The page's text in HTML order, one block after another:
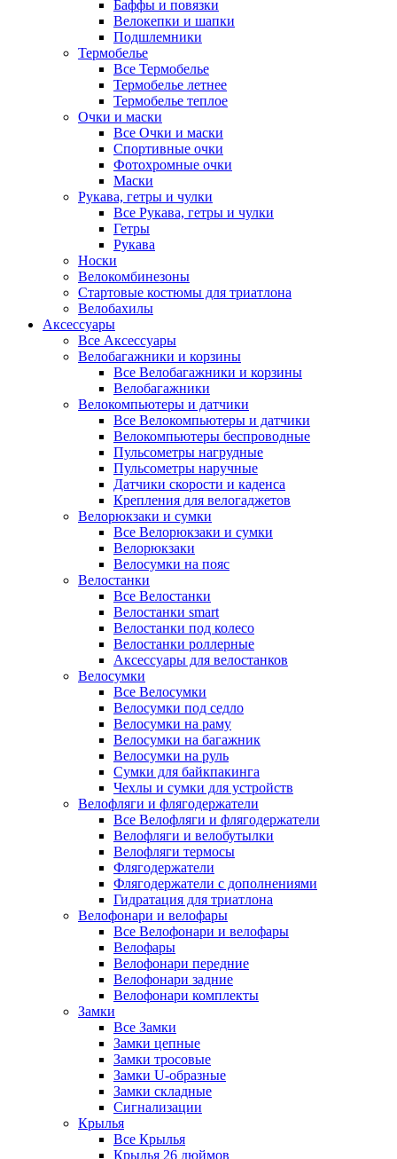
Баффы и повязки
Велокепки и шапки
Подшлемники
Термобелье
Все Термобелье
Термобелье летнее
Термобелье теплое
Очки и маски
Все Очки и маски
Спортивные очки
Фотохромные очки
Маски
Рукава, гетры и чулки
Все Рукава, гетры и чулки
Гетры
Рукава
Носки
Велокомбинезоны
Стартовые костюмы для триатлона
Велобахилы
Аксессуары
Все Аксессуары
Велобагажники и корзины
Все Велобагажники и корзины
Велобагажники
Велокомпьютеры и датчики
Все Велокомпьютеры и датчики
Велокомпьютеры беспроводные
Пульсометры нагрудные
Пульсометры наручные
Датчики скорости и каденса
Крепления для велогаджетов
Велорюкзаки и сумки
Все Велорюкзаки и сумки
Велорюкзаки
Велосумки на пояс
Велостанки
Все Велостанки
Велостанки smart
Велостанки под колесо
Велостанки роллерные
Аксессуары для велостанков
Велосумки
Все Велосумки
Велосумки под седло
Велосумки на раму
Велосумки на багажник
Велосумки на руль
Сумки для байкпакинга
Чехлы и сумки для устройств
Велофляги и флягодержатели
Все Велофляги и флягодержатели
Велофляги и велобутылки
Велофляги термосы
Флягодержатели
Флягодержатели с дополнениями
Гидратация для триатлона
Велофонари и велофары
Все Велофонари и велофары
Велофары
Велофонари передние
Велофонари задние
Велофонари комплекты
Замки
Все Замки
Замки цепные
Замки тросовые
Замки U-образные
Замки складные
Сигнализации
Крылья
Все Крылья
Крылья 26 дюймов